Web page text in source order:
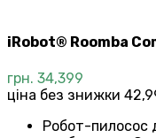
iRobot® Roomba
грн. 34,399
ціна без знижки
Робот-пилосос